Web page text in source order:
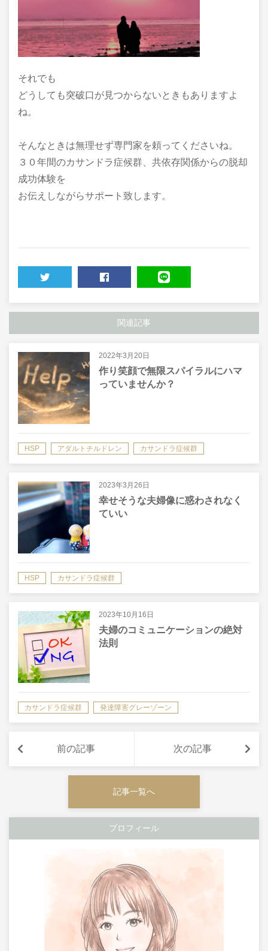
それでも
どうしても突破口が見つからないときもありますよ
ね。
そんなときは無理せず専門家を頼ってくださいね。
３０年間のカサンドラ症候群、共依存関係からの脱却
成功体験を
お伝えしながらサポート致します。
関連記事
2022年3月20日
作り笑顔で無限スパイラルにハマ
っていませんか？
HSP アダルトチルドレン カサンドラ症候群
2023年3月26日
幸せそうな夫婦像に惑わされなく
ていい
HSP カサンドラ症候群
2023年10月16日
夫婦のコミュニケーションの絶対
法則
カサンドラ症候群 発達障害グレーゾーン
前の記事 次の記事
記事一覧へ
プロフィール